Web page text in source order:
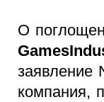
О
заявление
компания,